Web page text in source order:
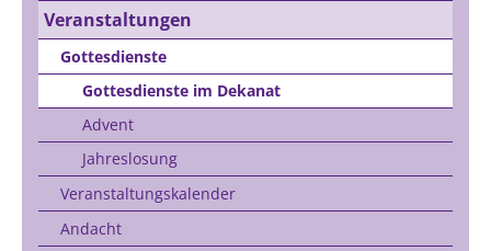
Veranstaltungen
Gottesdienste
Gottesdienste im Dekanat
Advent
Jahreslosung
Veranstaltungskalender
Andacht